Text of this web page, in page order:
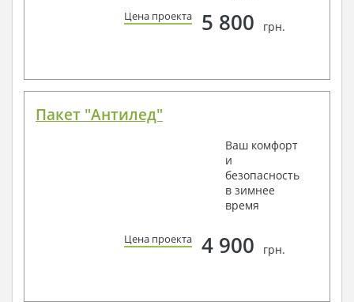
Цена проекта 5 800 грн.
Пакет "Антилед"
Ваш комфорт
и
безопасность
в зимнее
время
Цена проекта 4 900 грн.